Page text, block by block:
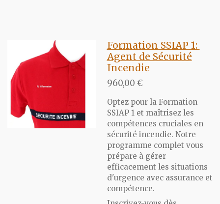
Formation SSIAP 1:
Agent de Sécurité
Incendie
960,00 €
Optez pour la Formation
SSIAP 1 et maîtrisez les
compétences cruciales en
sécurité incendie. Notre
programme complet vous
prépare à gérer
efficacement les situations
d'urgence avec assurance et
compétence.